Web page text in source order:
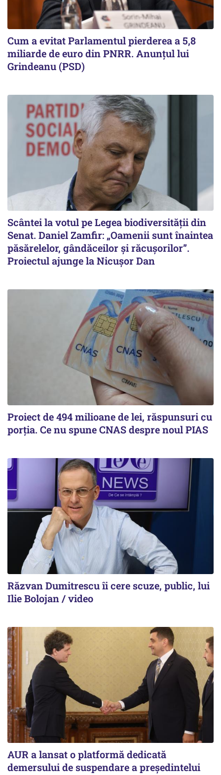
Cum a evitat Parlamentul pierderea a 5,8
miliarde de euro din PNRR. Anunțul lui
Grindeanu (PSD)
Scântei la votul pe Legea biodiversității din
Senat. Daniel Zamfir: „Oamenii sunt înaintea
păsărelelor, gândăceilor și răcușorilor”.
Proiectul ajunge la Nicușor Dan
Proiect de 494 milioane de lei, răspunsuri cu
porția. Ce nu spune CNAS despre noul PIAS
Răzvan Dumitrescu îi cere scuze, public, lui
Ilie Bolojan / video
AUR a lansat o platformă dedicată
demersului de suspendare a președintelui